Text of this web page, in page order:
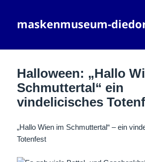
maskenmuseum-
Halloween: „Hallo
Schmuttertal“ ein
vindelicisches
„Hallo Wien im Schmuttertal“ – ein
Totenfest